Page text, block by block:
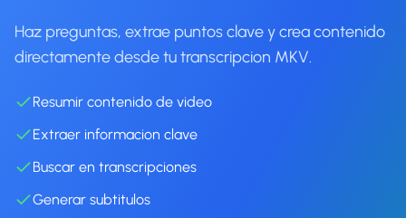
Haz preguntas, extrae puntos clave y crea contenido
directamente desde tu transcripcion MKV.
Resumir contenido de video
Extraer informacion clave
Buscar en transcripciones
Generar subtitulos